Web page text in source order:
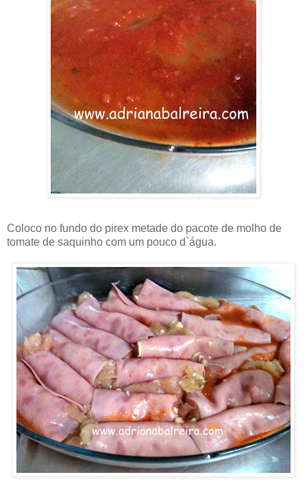
Coloco no fundo do pirex metade do pacote de molho de
tomate de saquinho com um pouco d`água.